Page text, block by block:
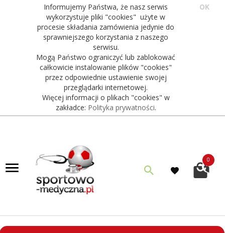
Informujemy Państwa, że nasz serwis
wykorzystuje pliki "cookies" użyte w
procesie składania zamówienia jedynie do
sprawniejszego korzystania z naszego
serwisu.
Mogą Państwo ograniczyć lub zablokować
całkowicie instalowanie plików "cookies"
przez odpowiednie ustawienie swojej
przeglądarki internetowej.
Więcej informacji o plikach "cookies" w
zakładce: Polityka prywatności.
OK
0